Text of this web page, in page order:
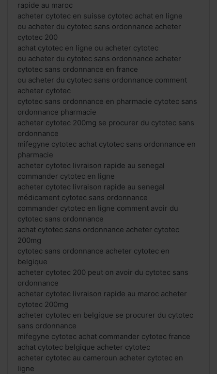
rapide au maroc
acheter cytotec en suisse cytotec achat en ligne
ou acheter du cytotec sans ordonnance acheter
cytotec 200
achat cytotec en ligne ou acheter cytotec
ou acheter du cytotec sans ordonnance acheter
cytotec sans ordonnance en france
ou acheter du cytotec sans ordonnance comment
acheter cytotec
cytotec sans ordonnance en pharmacie cytotec sans
ordonnance pharmacie
acheter cytotec 200mg se procurer du cytotec sans
ordonnance
mifegyne cytotec achat cytotec sans ordonnance en
pharmacie
acheter cytotec livraison rapide au senegal
commander cytotec en ligne
acheter cytotec livraison rapide au senegal
médicament cytotec sans ordonnance
commander cytotec en ligne comment avoir du
cytotec sans ordonnance
achat cytotec sans ordonnance acheter cytotec
200mg
cytotec sans ordonnance acheter cytotec en
belgique
acheter cytotec 200 peut on avoir du cytotec sans
ordonnance
acheter cytotec livraison rapide au maroc acheter
cytotec 200mg
acheter cytotec en belgique se procurer du cytotec
sans ordonnance
mifegyne cytotec achat commander cytotec france
achat cytotec belgique acheter cytotec
acheter cytotec au cameroun acheter cytotec en
ligne